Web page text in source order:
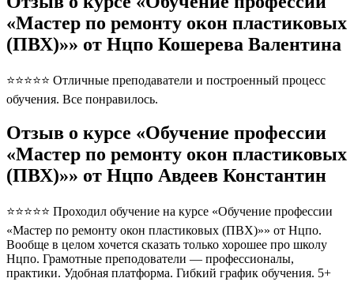
«Мастер по ремонту окон пластиковых
(ПВХ)»» от Нцпо Кошерева Валентина
⭐⭐⭐⭐⭐ Отличные преподаватели и построенный процесс
обучения. Все понравилось.
Отзыв о курсе «Обучение профессии
«Мастер по ремонту окон пластиковых
(ПВХ)»» от Нцпо Авдеев Константин
⭐⭐⭐⭐⭐ Проходил обучение на курсе «Обучение профессии
«Мастер по ремонту окон пластиковых (ПВХ)»» от Нцпо.
Вообще в целом хочется сказать только хорошее про школу
Нцпо. Грамотные преподователи — профессионалы,
практики. Удобная платформа. Гибкий график обучения. 5+